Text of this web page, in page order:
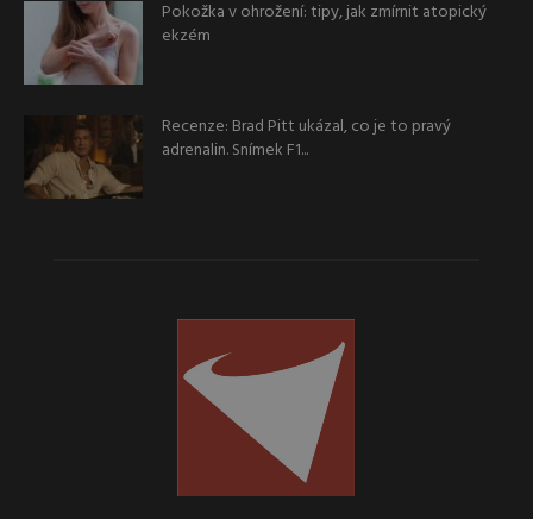
Pokožka v ohrožení: tipy, jak zmírnit atopický
ekzém
Recenze: Brad Pitt ukázal, co je to pravý
adrenalin. Snímek F1...